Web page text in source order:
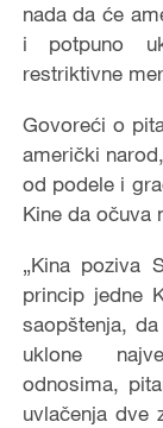
nada da će
i potpuno
restriktivne
Govoreći o
američki
od podele i
Kine da očuva
„Kina poziva
princip jedne
saopštenja,
uklone
odnosima,
uvlačenja dve